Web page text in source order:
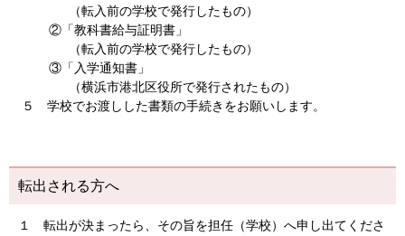
（転入前の学校で発行したもの）
②「教科書給与証明書」
（転入前の学校で発行したもの）
③「入学通知書」
（横浜市港北区役所で発行されたもの）
５ 学校でお渡しした書類の手続きをお願いします。
転出される方へ
１ 転出が決まったら、その旨を担任（学校）へ申し出てくださ